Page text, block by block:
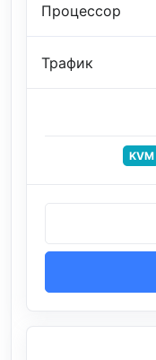
Процессор
Трафик
KVM